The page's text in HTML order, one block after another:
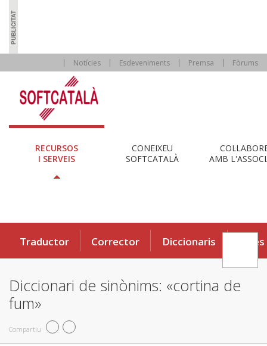
Notícies Esdeveniments Premsa Fòrums
RECURSOS
I SERVEIS
CONEIXEU
SOFTCATALÀ
AMB
Traductor Corrector Diccionaris Eines
Diccionari de sinònims: «cortina de
fum»
Compartiu